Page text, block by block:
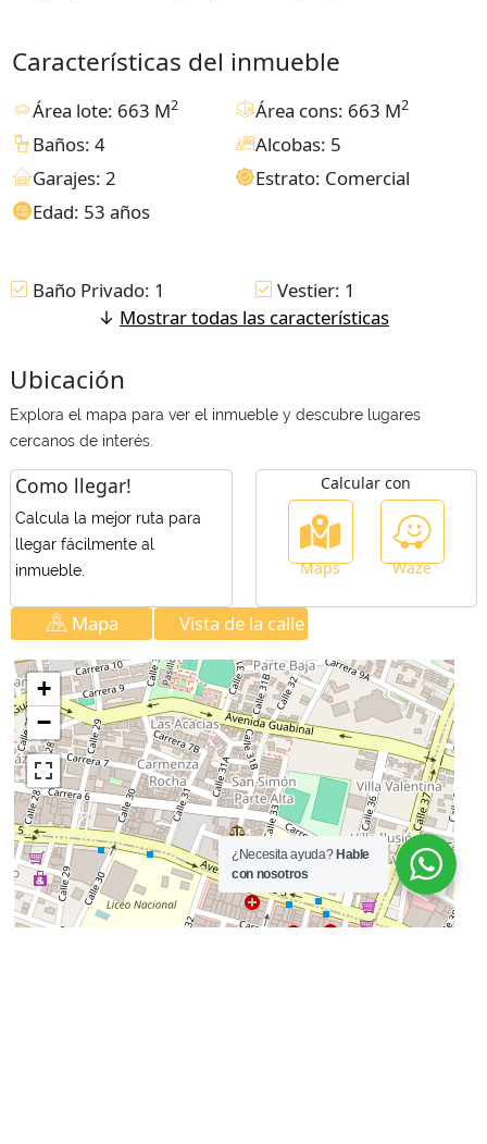
Características del inmueble
Área lote: 663 M2 Área cons: 663 M2
Baños: 4
Alcobas: 5
Garajes: 2
Estrato: Comercial
Edad: 53 años
Baño Privado: 1
Vestier: 1
Estado Del Inmueble
Pisos Baldosa
Terraza: 0 Amplia 70%
del 3 piso
Residencial
Antejardín
Baño Social
Cocina Cerrada
Usado
Pisos Cerámica
Ventilacion Natural
No Inteligente
Área Urbana
Parqueaderos Cubierto
Closet: 4
Sala Comedor
Pisos Adoquín
Sala
Uso Del Lote Comercio
Y Servicios
Pañete
Esquinero
↓ Mostrar todas las características
Ubicación
Explora el mapa para ver el inmueble y descubre lugares
cercanos de interés.
Como llegar!
Calcula la mejor ruta para
llegar fácilmente al
inmueble.
Calcular con
Maps Waze
Mapa Vista de la calle
¿Necesita ayuda? Hable
con nosotros